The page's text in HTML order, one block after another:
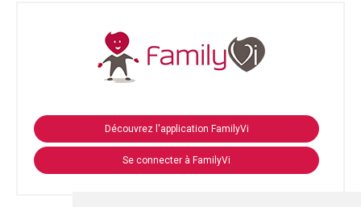
Découvrez l'application FamilyVi
Se connecter à FamilyVi